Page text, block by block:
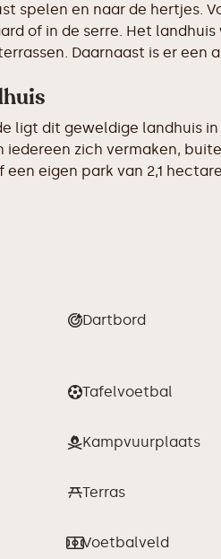
spelen en naar de hertjes.
of in de serre. Het
Daarnaast is er
ligt dit geweldige landhuis
iedereen zich vermaken,
een eigen park van 2,1
Dartbord
Tafelvoetbal
Kampvuurplaats
Terras
Voetbalveld